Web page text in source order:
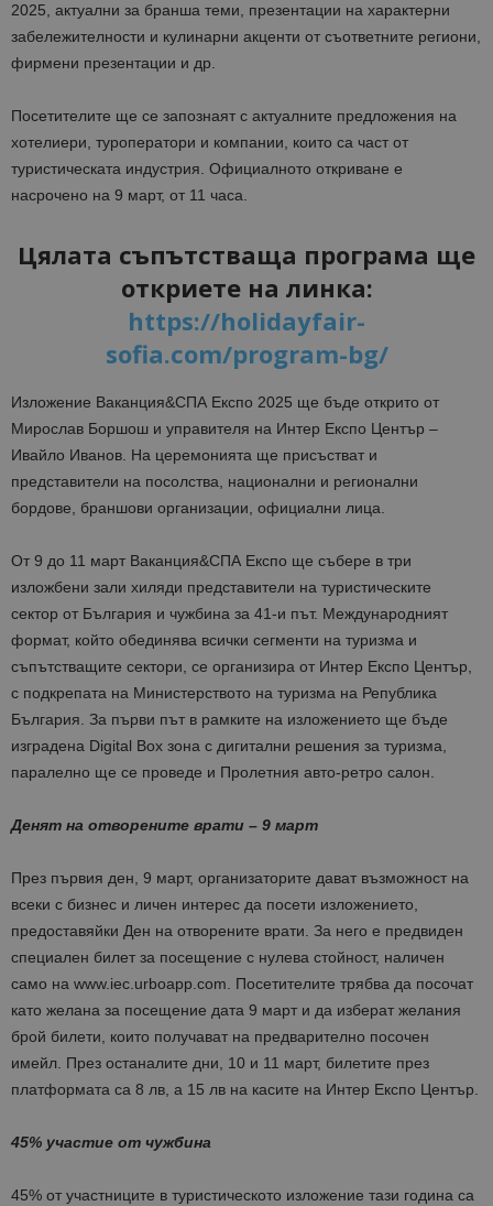
2025, актуални за бранша теми, презентации на характерни
забележителности и кулинарни акценти от съответните региони,
фирмени презентации и др.
Посетителите ще се запознаят с актуалните предложения на
хотелиери, туроператори и компании, които са част от
туристическата индустрия. Официалното откриване е
насрочено на 9 март, от 11 часа.
Цялата съпътстваща програма ще
откриете на линка:
https://holidayfair-
sofia.com/program-bg/
Изложение Ваканция&СПА Експо 2025 ще бъде открито от
Мирослав Боршош и управителя на Интер Експо Център –
Ивайло Иванов. На церемонията ще присъстват и
представители на посолства, национални и регионални
бордове, браншови организации, официални лица.
От 9 до 11 март Ваканция&СПА Експо ще събере в три
изложбени зали хиляди представители на туристическите
сектор от България и чужбина за 41-и път. Международният
формат, който обединява всички сегменти на туризма и
съпътстващите сектори, се организира от Интер Експо Център,
с подкрепата на Министерството на туризма на Република
България. За първи път в рамките на изложението ще бъде
изградена Digital Box зона с дигитални решения за туризма,
паралелно ще се проведе и Пролетния авто-ретро салон.
Денят на отворените врати – 9 март
През първия ден, 9 март, организаторите дават възможност на
всеки с бизнес и личен интерес да посети изложението,
предоставяйки Ден на отворените врати. За него е предвиден
специален билет за посещение с нулева стойност, наличен
само на www.iec.urboapp.com. Посетителите трябва да посочат
като желана за посещение дата 9 март и да изберат желания
брой билети, които получават на предварително посочен
имейл. През останалите дни, 10 и 11 март, билетите през
платформата са 8 лв, а 15 лв на касите на Интер Експо Център.
45% участие от чужбина
45% от участниците в туристическото изложение тази година са